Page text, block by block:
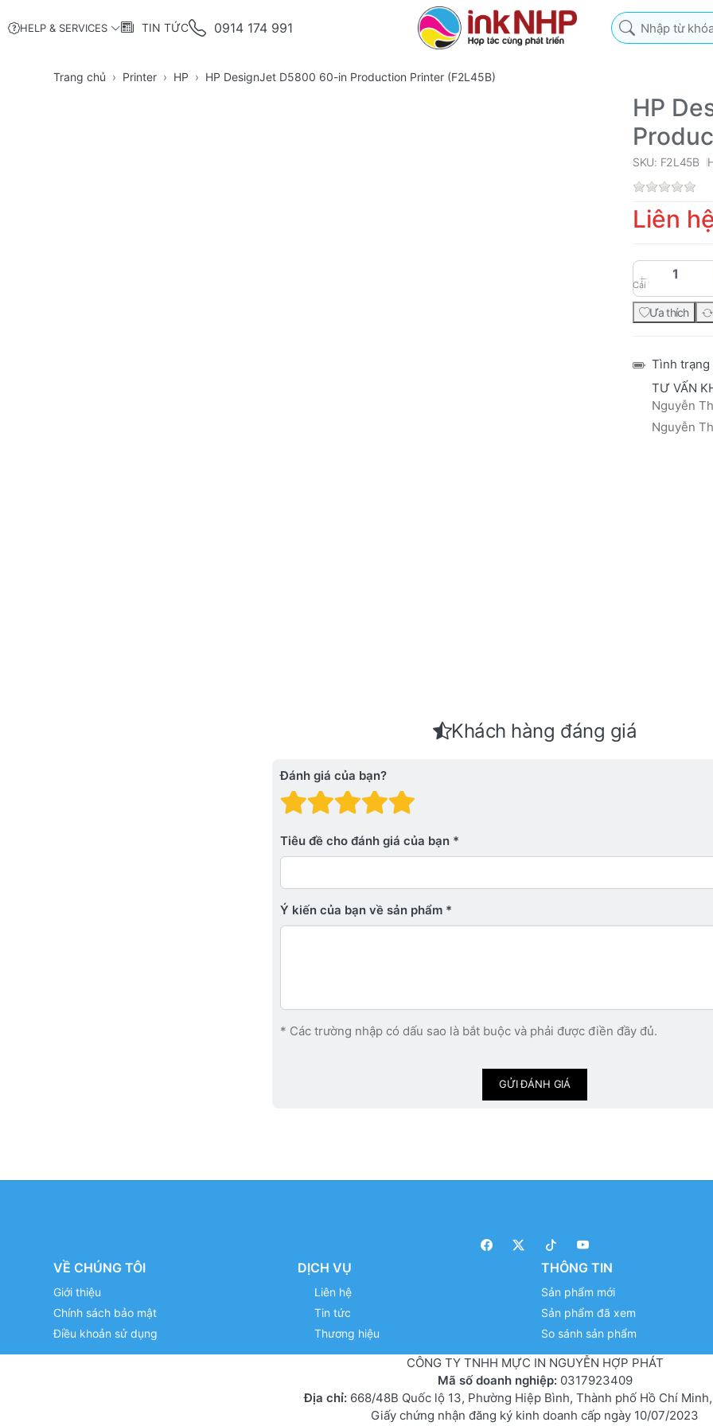
HELP & SERVICES TIN TỨC 0914 174 991
Nhập từ khóa tìm
Trang chủ Printer HP HP DesignJet D5800 60-in Production Printer (F2L45B)
HP
SKU: F2L45B
Liên
Cái
Ưa thích
Tình trạng
TƯ VẤN
Nguyễn
Nguyễn
Khách hàng đáng giá
Đánh giá của bạn?
Đánh giá: 4 trên 5 sao.
Đánh giá: 3 trên 5 sao.
Đánh giá: 2 trên 5 sao.
Đánh giá: 1 trên 5 sao. Xấu
Tiêu đề cho đánh giá của bạn
Ý kiến ​​của bạn về sản phẩm
* Các trường nhập có dấu sao là bắt buộc và phải được điền đầy đủ.
GỬI ĐÁNH GIÁ
VỀ CHÚNG TÔI
Giới thiệu
Chính sách bảo mật
Điều khoản sử dụng
DỊCH VỤ
Liên hệ
Tin tức
Thương hiệu
THÔNG TIN
Sản phẩm mới
Sản phẩm đã xem
So sánh sản phẩm
CÔNG TY TNHH MỰC IN NGUYỄN HỢP PHÁT
Mã số doanh nghiệp: 0317923409
Địa chỉ:668/48B Quốc lộ 13, Phường Hiệp Bình, Thành phố Hồ Chí
Giấy chứng nhận đăng ký kinh doanh cấp ngày 10/07/2023